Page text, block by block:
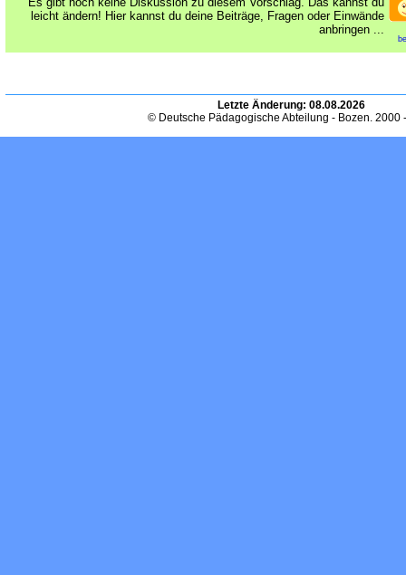
leicht ändern! Hier kannst du deine Beiträge, Fragen oder Einwände
anbringen ...
Letzte Änderung: 08.08.2026
© Deutsche Pädagogische Abteilung - Bozen. 2000